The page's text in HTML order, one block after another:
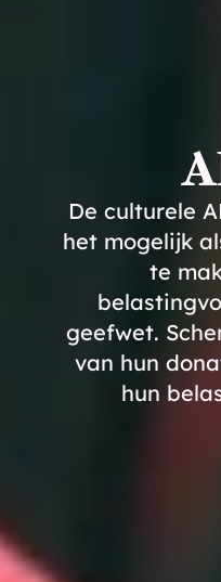
De culturele
het mogelijk
te
geefwet.
van hun
hun